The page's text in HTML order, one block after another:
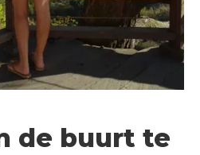
de buurt te